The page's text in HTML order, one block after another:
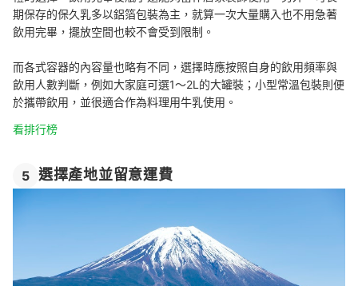
期保存的保久乳多以鋁箔包裝為主，就算一次大量購入也不用急著
飲用完畢，擺放空間也較不會受到限制。
而各式容器的內容量也略有不同，選擇時應按照自身的飲用頻率與
飲用人數判斷，例如大家庭可選1～2L的大罐裝；小型常溫包裝則便
於攜帶飲用，並很適合作為料理用牛乳使用。
看排行榜
5 選擇產地並留意運費